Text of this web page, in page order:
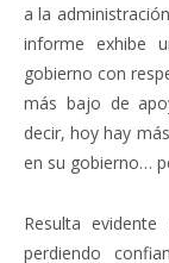
a la
informe exhibe
gobierno con
más bajo de
decir, hoy hay
en su gobierno…
Resulta
perdiendo